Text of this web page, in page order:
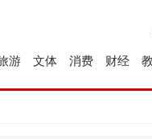
财经
消费
文体
游